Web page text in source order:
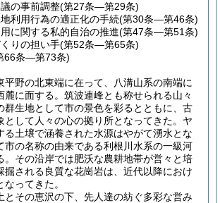
の事前調整(第27条―第29条)
利用行為の適正化の手続(第30条―第46条)
に関する私的自治の推進(第47条―第51条)
りの担い手(第52条―第65条)
66条―第73条)
平野の北東端に在って、八溝山系の南端に
麓に面する。筑波連峰とも称せられる山々
群生地として市の景色を彩るとともに、古
として人々の心の拠り所となってきた。ヤ
る土壌で涵養された水源はやがて湧水とな
市の名称の由来である利根川水系の一級河
。その沿岸では肥沃な農耕地帯が営々と培
掘される良質な花崗岩は、近代以降におけ
ってきた。
とその恵沢の下、先人達の紡ぐ多彩な営み